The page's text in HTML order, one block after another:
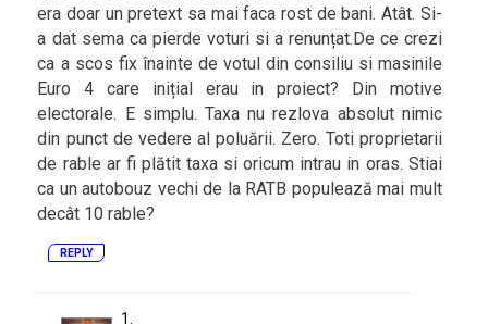
era doar un pretext sa mai faca rost de bani. Atât. Si-
a dat sema ca pierde voturi si a renunțat.De ce crezi
ca a scos fix înainte de votul din consiliu si masinile
Euro 4 care inițial erau in proiect? Din motive
electorale. E simplu. Taxa nu rezlova absolut nimic
din punct de vedere al poluării. Zero. Toti proprietarii
de rable ar fi plătit taxa si oricum intrau in oras. Stiai
ca un autobouz vechi de la RATB populează mai mult
decât 10 rable?
REPLY